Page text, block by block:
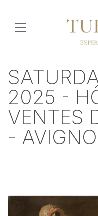
2025 -
VENTES
-